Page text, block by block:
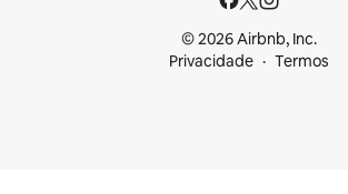
© 2026 Airbnb, Inc.
Privacidade
Termos